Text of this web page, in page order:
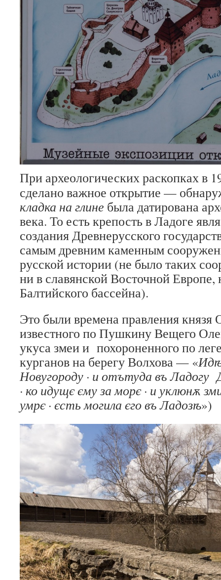
При археологических раскопках в
сделано важное открытие —
кладка на глине была датирована
века. То есть крепость в Ладоге
создания Древнерусского
самым древним каменным
русской истории (не было таких
ни в славянской Восточной Европе,
Балтийского бассейна).
Это были времена правления
известного по Пушкину Вещего
укуса змеи и похороненного по
курганов на берегу Волхова — «
Новугороду · и отътуда въ
· ко идущє єму за морє · и уклюнѫ
умрє · єсть могила єго въ Ладозѣ»)